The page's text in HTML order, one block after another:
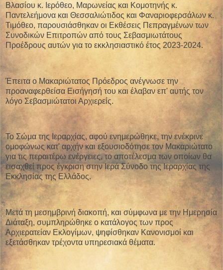
Βλασίου κ. Ιερόθεο, Μαρωνείας και Κομοτηνής κ.
Παντελεήμονα και Θεσσαλιώτιδος και Φαναριοφερσάλων κ.
Τιμόθεο, παρουσιάσθηκαν οι Εκθέσεις Πεπραγμένων των
Συνοδικών Επιτροπών από τους Σεβασμιωτάτους
Προέδρους αυτών για το εκκλησιαστικό έτος 2023-2024.
Έπειτα ο Μακαριώτατος Πρόεδρος ανέγνωσε την
προαναφερθείσα Εισήγησή του και έλαβαν επ' αυτής τον
λόγο Σεβασμιώτατοι Αρχιερείς.
Το Σώμα της Ιεραρχίας, αφού ενημερώθηκε, την ενέκρινε
ομοφώνως κατ' αρχήν και εξουσιοδότησε τον Μακαριώτατο
για τις περαιτέρω ενέργειες, το αποτέλεσμα των οποίων θα
εισαχθεί προς έγκριση στην Ιερά Σύνοδο της Ιεραρχίας της
Εκκλησίας της Ελλάδος.
Μετά τη μεσημβρινή διακοπή, και σύμφωνα με την Ημερησία
Διάταξη, συμπληρώθηκε ο κατάλογος των προς
Αρχιερατείαν Εκλογίμων, ψηφίσθηκαν Κανονισμοί και
εξετάσθηκαν τρέχοντα υπηρεσιακά θέματα.